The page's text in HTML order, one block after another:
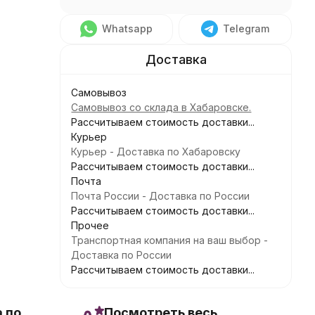
Whatsapp Telegram
Самовывоз
Самовывоз со склада в Хабаровске.
Рассчитываем стоимость доставки...
Курьер
Курьер - Доставка по Хабаровску
Рассчитываем стоимость доставки...
Почта
Почта России - Доставка по России
Рассчитываем стоимость доставки...
Прочее
Транспортная компания на ваш выбор -
Доставка по России
Рассчитываем стоимость доставки...